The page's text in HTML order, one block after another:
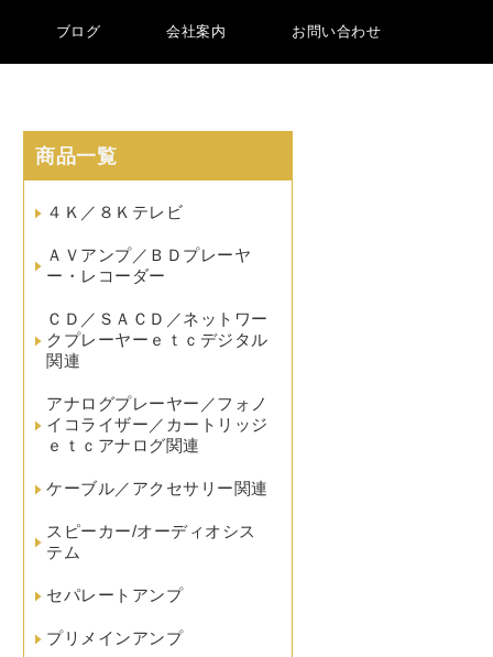
ブログ 会社案内 お問い合わせ
商品一覧
４Ｋ／８Ｋテレビ
ＡＶアンプ／ＢＤプレーヤ
ー・レコーダー
ＣＤ／ＳＡＣＤ／ネットワー
クプレーヤーｅｔｃデジタル
関連
アナログプレーヤー／フォノ
イコライザー／カートリッジ
ｅｔｃアナログ関連
ケーブル／アクセサリー関連
スピーカー/オーディオシス
テム
セパレートアンプ
プリメインアンプ